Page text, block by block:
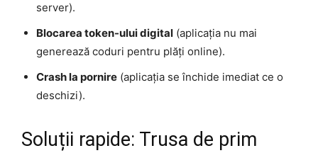
server).
Blocarea token-ului digital (aplicația nu mai
generează coduri pentru plăți online).
Crash la pornire (aplicația se închide imediat ce o
deschizi).
Soluții rapide: Trusa de prim